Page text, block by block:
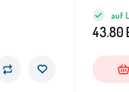
auf
43.80